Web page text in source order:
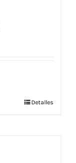
Detalles